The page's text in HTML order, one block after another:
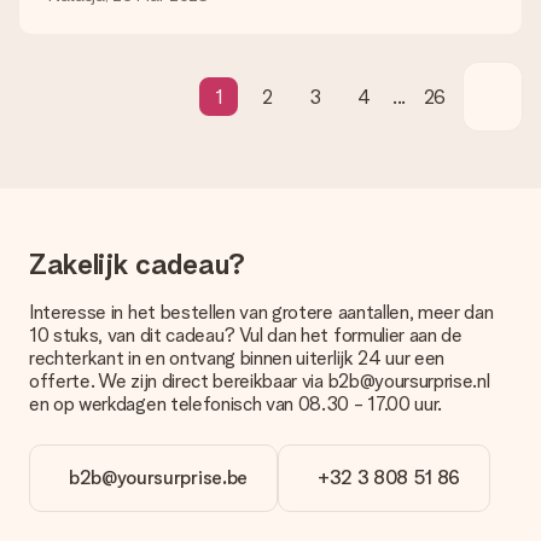
cadeau. Je kunt erop vertrouwen dat het cadeau netjes op
Welke bezorgopties kan ik kiezen?
Je kunt kiezen uit een normale snelle levering, of een express
levering. Per cadeau worden de mogelijke leveropties
Hoe kan ik mijn bestelling betalen?
Wij bieden de volgende betaalmethodes aan: iDeal, Paypal,
creditcard of handmatige overboeking. Hou bij handmatige
overboeking wel rekening met 3 dagen extra levertijd van je
cadeau.
Cadeau ontvangen
Wat als het cadeau toch niet helemaal naar mijn zin is?
1 2 3 4 ... 26
Zakelijk cadeau?
Interesse in het bestellen van grotere aantallen, meer dan
10 stuks, van dit cadeau? Vul dan het formulier aan de
rechterkant in en ontvang binnen uiterlijk 24 uur een
offerte. We zijn direct bereikbaar via b2b@yoursurprise.nl
en op werkdagen telefonisch van 08.30 - 17.00 uur.
b2b@yoursurprise.be +32 3 808 51 86